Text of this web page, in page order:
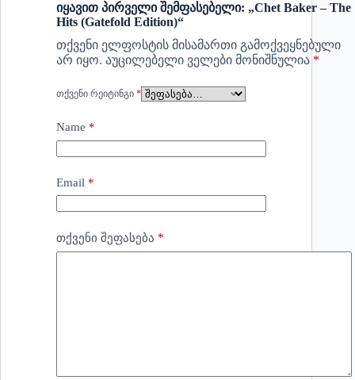
იყავით პირველი შემფასებელი: „Chet Baker – The
Hits (Gatefold Edition)“
თქვენი ელფოსტის მისამართი გამოქვეყნებული
არ იყო. აუცილებელი ველები მონიშნულია *
ᲗᲥᲕᲔᲜᲘ ᲠᲔᲘᲢᲘᲜᲒᲘ *
Name *
Email *
თქვენი შეფასება *